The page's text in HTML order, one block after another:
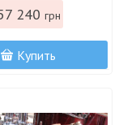
240 грн
Купить